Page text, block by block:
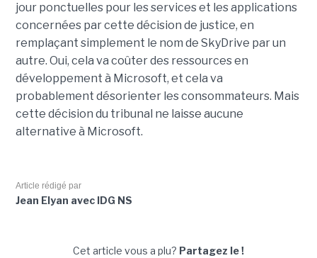
jour ponctuelles pour les services et les applications
concernées par cette décision de justice, en
remplaçant simplement le nom de SkyDrive par un
autre. Oui, cela va coûter des ressources en
développement à Microsoft, et cela va
probablement désorienter les consommateurs. Mais
cette décision du tribunal ne laisse aucune
alternative à Microsoft.
Article rédigé par
Jean Elyan avec IDG NS
Cet article vous a plu? Partagez le !